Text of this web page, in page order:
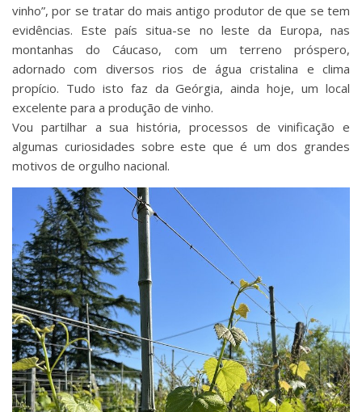
vinho”, por se tratar do mais antigo produtor de que se tem
evidências. Este país situa-se no leste da Europa, nas
montanhas do Cáucaso, com um terreno próspero,
adornado com diversos rios de água cristalina e clima
propício. Tudo isto faz da Geórgia, ainda hoje, um local
excelente para a produção de vinho.
Vou partilhar a sua história, processos de vinificação e
algumas curiosidades sobre este que é um dos grandes
motivos de orgulho nacional.